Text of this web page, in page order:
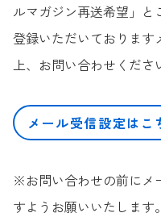
ルマガジン再送希望」と
登録いただいております
上、お問い合わせくださ
メール受信設定はこ
※お問い合わせの前にメ
すようお願いいたします。